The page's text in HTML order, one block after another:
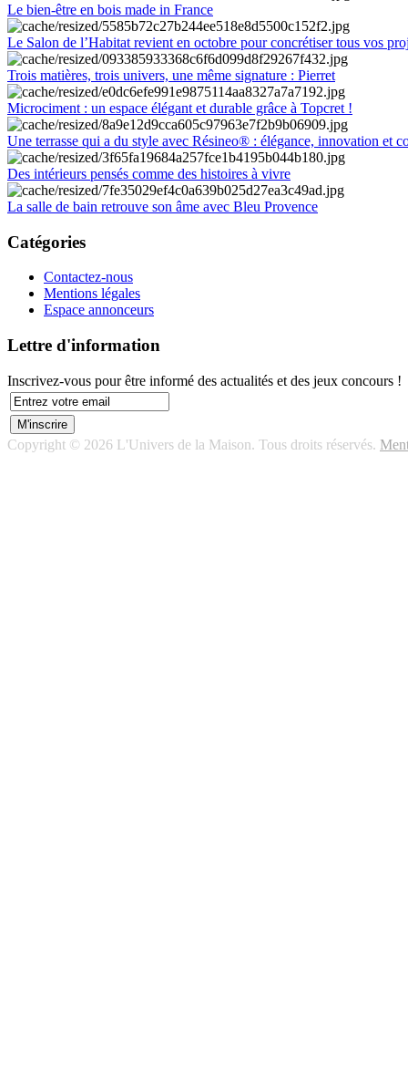
Le bien-être en bois made in France
Le Salon de l’Habitat revient en octobre pour concrétiser tous vos
Trois matières, trois univers, une même signature : Pierret
Microciment : un espace élégant et durable grâce à Topcret !
Une terrasse qui a du style avec Résineo® : élégance, innovation et
Des intérieurs pensés comme des histoires à vivre
La salle de bain retrouve son âme avec Bleu Provence
Catégories
Contactez-nous
Mentions légales
Espace annonceurs
Lettre d'information
Inscrivez-vous pour être informé des actualités et des jeux concours !
Copyright © 2026 L'Univers de la Maison. Tous droits réservés.